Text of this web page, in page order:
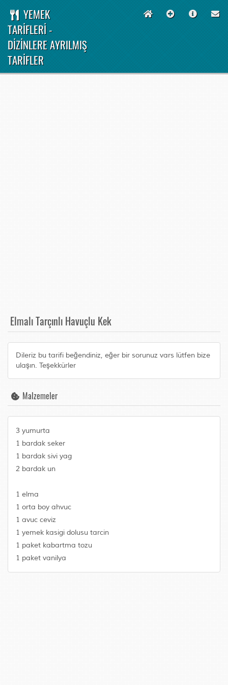
YEMEK
TARİFLERİ -
DİZİNLERE AYRILMIŞ
TARİFLER
Elmalı Tarçınlı Havuçlu Kek
Dileriz bu tarifi beğendiniz, eğer bir sorunuz vars lütfen bize
ulaşın. Teşekkürler
Malzemeler
3 yumurta
1 bardak seker
1 bardak sivi yag
2 bardak un
1 elma
1 orta boy ahvuc
1 avuc ceviz
1 yemek kasigi dolusu tarcin
1 paket kabartma tozu
1 paket vanilya